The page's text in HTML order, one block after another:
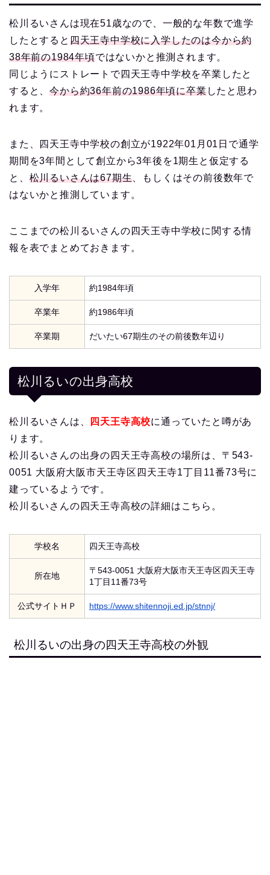
松川るいさんは現在51歳なので、一般的な年数で進学
したとすると 四天王寺中学校に入学したのは今から約
38年前の1984年頃ではないかと推測されます。
同じようにストレートで四天王寺中学校を卒業したと
すると、今から約36年前の1986年頃に卒業したと思わ
れます。
また、四天王寺中学校の創立が1922年01月01日で通学
期間を3年間として創立から3年後を1期生と仮定する
と、 松川るいさんは67期生 、もしくはその前後数年で
はないかと推測しています。
ここまでの松川るいさんの四天王寺中学校に関する情
報を表でまとめておきます。
入学年 約1984年頃
卒業年 約1986年頃
卒業期 だいたい67期生のその前後数年辺り
松川るいの出身高校
松川るいさんは、 四天王寺高校に通っていたと噂があ
ります。
松川るいさんの出身の四天王寺高校の場所は、〒543-
0051 大阪府大阪市天王寺区四天王寺1丁目11番73号に
建っているようです。
松川るいさんの四天王寺高校の詳細はこちら。
学校名 四天王寺高校
所在地
〒543-0051 大阪府大阪市天王寺区四天王寺
1丁目11番73号
公式サイトＨＰ https://www.shitennoji.ed.jp/stnnj/
松川るいの出身の四天王寺高校の外観